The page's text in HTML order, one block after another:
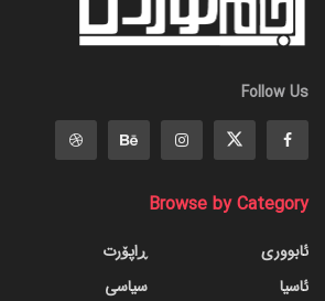
Follow Us
Browse by Category
ئابووری
ئاسیا
ڕاپۆرت
سیاسی